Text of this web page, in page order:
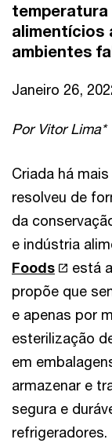
alimentícios
ambientes
Janeiro 26,
Por Vitor Lima*
Criada há
resolveu de
da
e indústria
Foods
está
propõe que
e apenas por
esterilização
em
armazenar e
segura e
refrigeradores.